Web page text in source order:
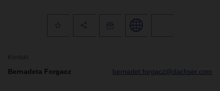
Kontakt
Bernadeta Forgacz bernadet.forgacz@dachser.com